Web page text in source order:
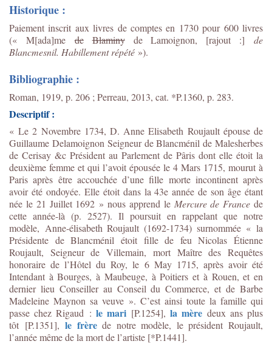
Historique :
Paiement inscrit aux livres de comptes en 1730 pour 600 livres
(« M[ada]mede Blaminyde Lamoignon, [rajout :] de
Blancmesnil. Habillement répété »).
Bibliographie :
Roman, 1919, p. 206 ; Perreau, 2013, cat. *P.1360, p. 283.
Descriptif :
« Le 2 Novembre 1734, D. Anne Elisabeth Roujault épouse de
Guillaume Delamoignon Seigneur de Blancménil de Malesherbes
de Cerisay &c Président au Parlement de Pâris dont elle étoit la
deuxième femme et qui l’avoit épousée le 4 Mars 1715, mourut à
Paris après être accouchée d’une fille morte incontinent après
avoir été ondoyée. Elle étoit dans la 43e année de son âge étant
née le 21 Juillet 1692 » nous apprend le Mercure de France de
cette année-là (p. 2527). Il poursuit en rappelant que notre
modèle, Anne-élisabeth Roujault (1692-1734) surnommée « la
Présidente de Blancménil étoit fille de feu Nicolas Étienne
Roujault, Seigneur de Villemain, mort Maître des Requêtes
honoraire de l’Hôtel du Roy, le 6 May 1715, après avoir été
Intendant à Bourges, à Maubeuge, à Poitiers et à Rouen, et en
dernier lieu Conseiller au Conseil du Commerce, et de Barbe
Madeleine Maynon sa veuve ». C’est ainsi toute la famille qui
passe chez Rigaud : le mari[P.1254],la mère deux ans plus
tôt [P.1351],le frèrede notre modèle, le président Roujault,
l’année même de la mort de l’artiste [*P.1441].